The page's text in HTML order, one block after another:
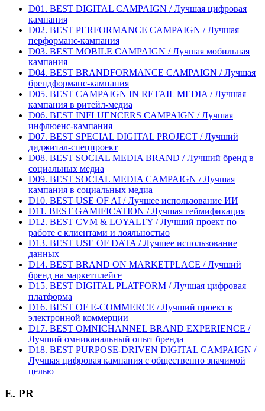
D01. BEST DIGITAL CAMPAIGN / Лучшая цифровая
кампания
D02. BEST PERFORMANCE CAMPAIGN / Лучшая
перформанс-кампания
D03. BEST MOBILE CAMPAIGN / Лучшая мобильная
кампания
D04. BEST BRANDFORMANCE CAMPAIGN / Лучшая
брендформанс-кампания
D05. BEST CAMPAIGN IN RETAIL MEDIA / Лучшая
кампания в ритейл-медиа
D06. BEST INFLUENCERS CAMPAIGN / Лучшая
инфлюенс-кампания
D07. BEST SPECIAL DIGITAL PROJECT / Лучший
диджитал-спецпроект
D08. BEST SOCIAL MEDIA BRAND / Лучший бренд в
социальных медиа
D09. BEST SOCIAL MEDIA CAMPAIGN / Лучшая
кампания в социальных медиа
D10. BEST USE OF AI / Лучшее использование ИИ
D11. BEST GAMIFICATION / Лучшая геймификация
D12. BEST CVM & LOYALTY / Лучший проект по
работе с клиентами и лояльностью
D13. BEST USE OF DATA / Лучшее использование
данных
D14. BEST BRAND ON MARKETPLACE / Лучший
бренд на маркетплейсе
D15. BEST DIGITAL PLATFORM / Лучшая цифровая
платформа
D16. BEST OF E-COMMERCE / Лучший проект в
электронной коммерции
D17. BEST OMNICHANNEL BRAND EXPERIENCE /
Лучший омниканальный опыт бренда
D18. BEST PURPOSE-DRIVEN DIGITAL CAMPAIGN /
Лучшая цифровая кампания с общественно значимой
целью
E. PR